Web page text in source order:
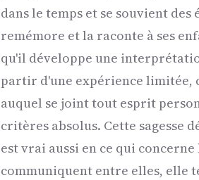
dans le temps et se souvient
remémore et la raconte à ses
qu'il développe une
partir d'une expérience
auquel se joint tout esprit
critères absolus. Cette sagesse
est vrai aussi en ce qui
communiquent entre elles, elle